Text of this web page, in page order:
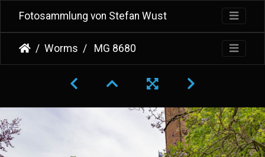
Fotosammlung von Stefan Wust
Worms MG 8680